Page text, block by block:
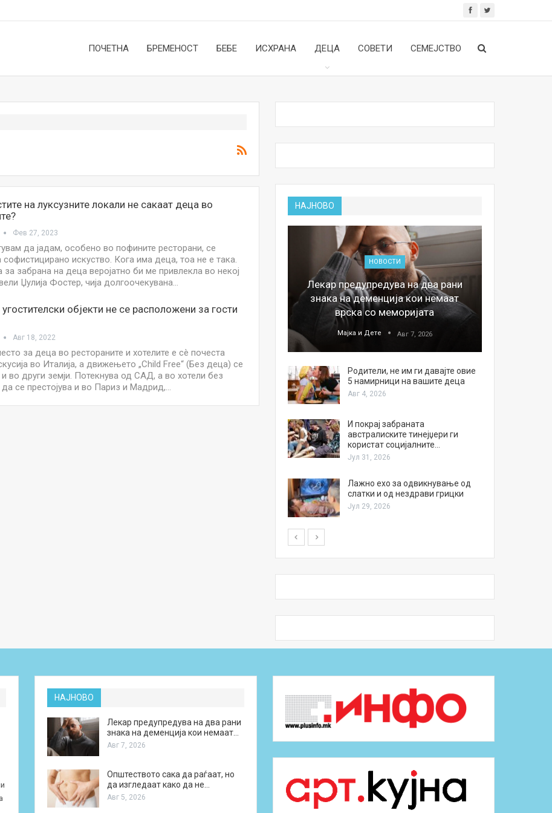
ПОЧЕТНА БРЕМЕНОСТ БЕБЕ ИСХРАНА ДЕЦА СОВЕТИ СЕМЕЈСТВО
на луксузните локали не сакаат деца во
Фев 27, 2023
да јадам, особено во пофините ресторани, се
искуство. Кога има деца, тоа не е така.
за забрана на деца веројатно би ме привлекла во некој
Џулија Фостер, чија долгоочекувана…
објекти не се расположени за гости
Авг 18, 2022
за деца во рестораните и хотелите е сè почеста
во Италија, а движењето „Child Free“ (Без деца) се
во други земји. Потекнува од САД, а во хотели без
се престојува и во Париз и Мадрид,…
НАЈНОВО
НОВОСТИ
кал, за посилен имунитет на децата
Малолетниците ќе бидат офлајн
до 15-тата година: Франција
воведе…
Јул 23, 2026
НОВОСТИ
Лекар предупредува на два рани
знака на деменција кои немаат
врска со меморијата
Мајка и Дете Авг 7, 2026
Родители, не им ги давајте овие
5 намирници на вашите деца
Авг 4, 2026
И покрај забраната
австралиските тинејџери ги
користат социјалните…
Јул 31, 2026
Лажно ехо за одвикнување од
слатки и од нездрави грицки
Јул 29, 2026
НАЈНОВО
Лекар предупредува на два рани
знака на деменција кои немаат…
Авг 7, 2026
Општеството сака да раѓаат, но
да изгледаат како да не…
Авг 5, 2026